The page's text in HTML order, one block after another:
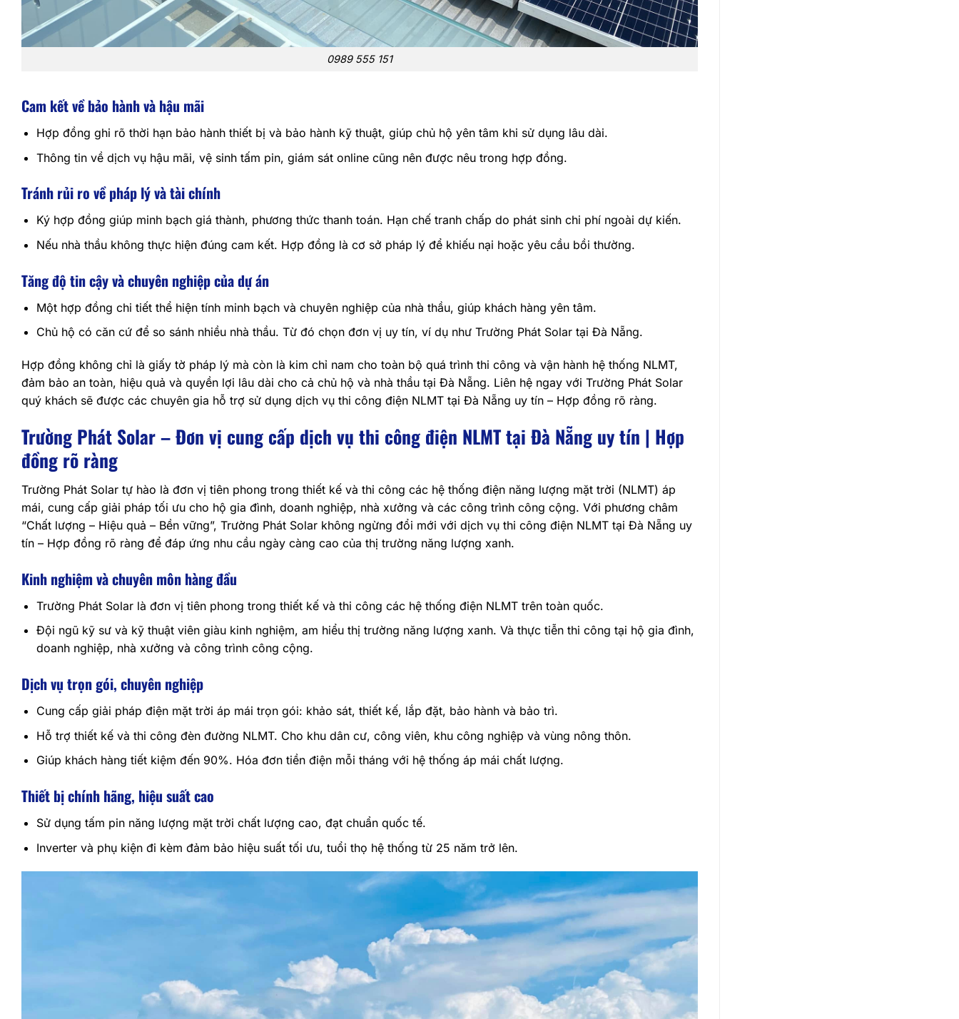
0989 555 151
Cam kết về bảo hành và hậu mãi
Hợp đồng ghi rõ thời hạn bảo hành thiết bị và bảo hành kỹ thuật, giúp chủ hộ yên tâm khi sử dụng lâu dài.
Thông tin về dịch vụ hậu mãi, vệ sinh tấm pin, giám sát online cũng nên được nêu trong hợp đồng.
Tránh rủi ro về pháp lý và tài chính
Ký hợp đồng giúp minh bạch giá thành, phương thức thanh toán. Hạn chế tranh chấp do phát sinh chi phí ngoài dự kiến.
Nếu nhà thầu không thực hiện đúng cam kết. Hợp đồng là cơ sở pháp lý để khiếu nại hoặc yêu cầu bồi thường.
Tăng độ tin cậy và chuyên nghiệp của dự án
Một hợp đồng chi tiết thể hiện tính minh bạch và chuyên nghiệp của nhà thầu, giúp khách hàng yên tâm.
Chủ hộ có căn cứ để so sánh nhiều nhà thầu. Từ đó chọn đơn vị uy tín, ví dụ như Trường Phát Solar tại Đà Nẵng.
Hợp đồng không chỉ là giấy tờ pháp lý mà còn là kim chỉ nam cho toàn bộ quá trình thi công và vận hành hệ thống NLMT,
đảm bảo an toàn, hiệu quả và quyền lợi lâu dài cho cả chủ hộ và nhà thầu tại Đà Nẵng. Liên hệ ngay với Trường Phát Solar
quý khách sẽ được các chuyên gia hỗ trợ sử dụng dịch vụ thi công điện NLMT tại Đà Nẵng uy tín – Hợp đồng rõ ràng.
Trường Phát Solar – Đơn vị cung cấp dịch vụ thi công điện NLMT tại Đà Nẵng uy tín | Hợp
đồng rõ ràng
Trường Phát Solar tự hào là đơn vị tiên phong trong thiết kế và thi công các hệ thống điện năng lượng mặt trời (NLMT) áp
mái, cung cấp giải pháp tối ưu cho hộ gia đình, doanh nghiệp, nhà xưởng và các công trình công cộng. Với phương châm
“Chất lượng – Hiệu quả – Bền vững”, Trường Phát Solar không ngừng đổi mới với dịch vụ thi công điện NLMT tại Đà Nẵng uy
tín – Hợp đồng rõ ràng để đáp ứng nhu cầu ngày càng cao của thị trường năng lượng xanh.
Kinh nghiệm và chuyên môn hàng đầu
Trường Phát Solar là đơn vị tiên phong trong thiết kế và thi công các hệ thống điện NLMT trên toàn quốc.
Đội ngũ kỹ sư và kỹ thuật viên giàu kinh nghiệm, am hiểu thị trường năng lượng xanh. Và thực tiễn thi công tại hộ gia đình,
doanh nghiệp, nhà xưởng và công trình công cộng.
Dịch vụ trọn gói, chuyên nghiệp
Cung cấp giải pháp điện mặt trời áp mái trọn gói: khảo sát, thiết kế, lắp đặt, bảo hành và bảo trì.
Hỗ trợ thiết kế và thi công đèn đường NLMT. Cho khu dân cư, công viên, khu công nghiệp và vùng nông thôn.
Giúp khách hàng tiết kiệm đến 90%. Hóa đơn tiền điện mỗi tháng với hệ thống áp mái chất lượng.
Thiết bị chính hãng, hiệu suất cao
Sử dụng tấm pin năng lượng mặt trời chất lượng cao, đạt chuẩn quốc tế.
Inverter và phụ kiện đi kèm đảm bảo hiệu suất tối ưu, tuổi thọ hệ thống từ 25 năm trở lên.